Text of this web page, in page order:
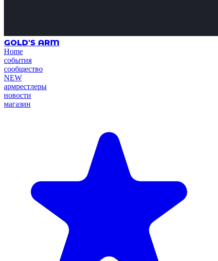
GOLD'S ARM
Home
события
сообщество
NEW
армрестлеры
новости
магазин